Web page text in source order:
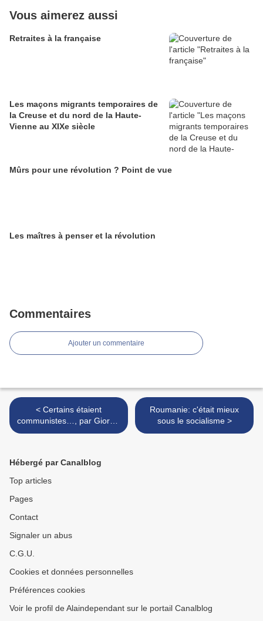
Vous aimerez aussi
Retraites à la française
Les maçons migrants temporaires de
la Creuse et du nord de la Haute-
Vienne au XIXe siècle
Mûrs pour une révolution ? Point de vue
Les maîtres à penser et la révolution
Commentaires
Ajouter un commentaire
< Certains étaient
communistes…, par Giorgio
Gaber
Roumanie: c'était mieux
sous le socialisme >
Hébergé par Canalblog
Top articles
Pages
Contact
Signaler un abus
C.G.U.
Cookies et données personnelles
Préférences cookies
Voir le profil de Alaindependant sur le portail Canalblog